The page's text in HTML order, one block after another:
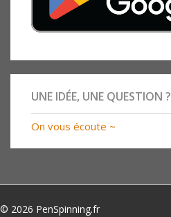
UNE IDÉE, UNE QUESTION ?
On vous écoute ~
© 2026 PenSpinning.fr